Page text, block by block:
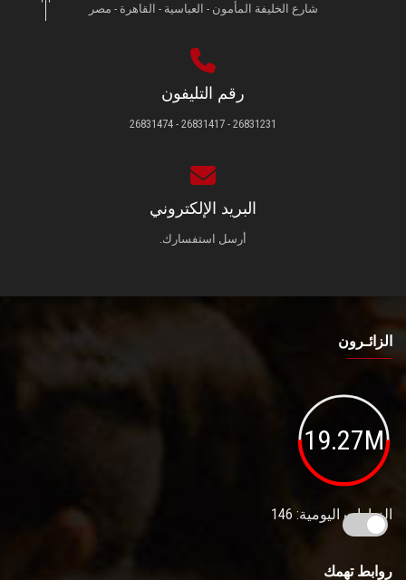
شارع الخليفة المأمون - العباسية - القاهرة - مصر
رقم التليفون
26831231 - 26831417 - 26831474
البريد الإلكتروني
أرسل استفسارك.
الزائـرون
19.27M
الزيارات اليومية: 146
روابط تهمك